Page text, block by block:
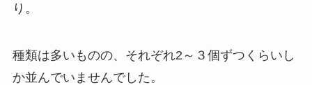
り。
種類は多いものの、それぞれ2～３個ずつくらいし
か並んでいませんでした。